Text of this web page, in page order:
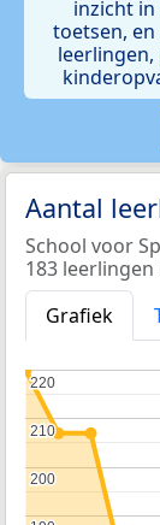
inzicht
toetsen,
Aantal
School voor
183 leerlingen
Grafiek
200
200
210
210
220
220